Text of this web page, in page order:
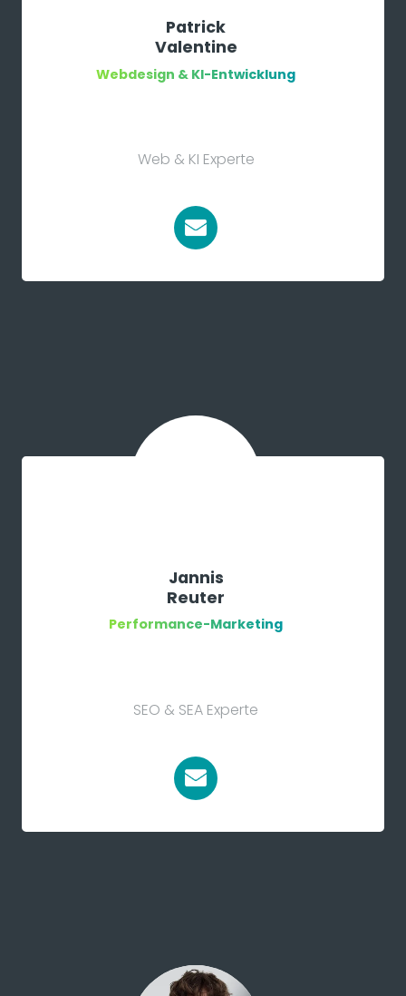
Patrick
Valentine
Webdesign & KI-Entwicklung
Web & KI Experte
Jannis
Reuter
Performance-Marketing
SEO & SEA Experte